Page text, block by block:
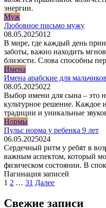
энергии.
Муж
Любовное письмо мужу
08.05.2025012
В мире, где каждый день
заботы, важно находить
близости. Слова способны
Имена
Имена арабские для мальчиков
08.05.2025022
Выбор имени для сына – это
культурное решение. Каждое
традиции и уникальные
Нормы
Пульс норма у ребенка 9 лет
06.05.2025024
Сердечный ритм у ребят в
важным аспектом, который
физическом состоянии. В
Пагинация записей
1 2 … 31 Далее
Свежие записи